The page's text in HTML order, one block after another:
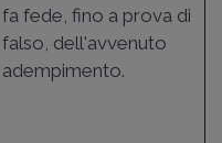
fa fede, fino a prova di
falso, dell'avvenuto
adempimento.